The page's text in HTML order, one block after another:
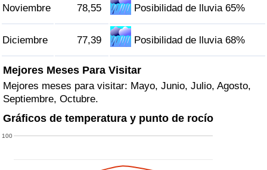
Noviembre 78,55 Posibilidad de lluvia 65%
Diciembre 77,39 Posibilidad de lluvia 68%
Mejores Meses Para Visitar
Mejores meses para visitar: Mayo, Junio, Julio, Agosto,
Septiembre, Octubre.
Gráficos de temperatura y punto de rocío
100